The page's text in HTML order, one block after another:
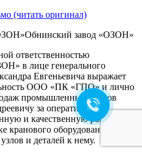
(читать оригинал)
Обнинский завод «ОЗОН»
ответственностью
в лице генерального
Евгеньевича выражает
ООО «ПК «ГПО» и лично
промышленных кранов
за оперативную,
и качественную работу по
кранового оборудования, а
и деталей к нему.